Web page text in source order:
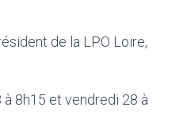
de la LPO Loire,
8h15 et vendredi 28 à